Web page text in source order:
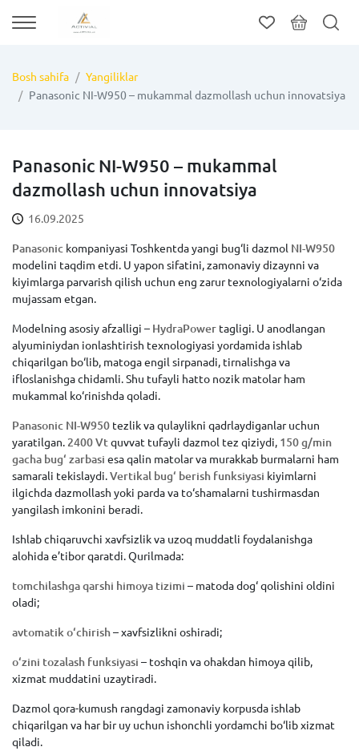
Bosh sahifa
Yangiliklar
Panasonic NI-W950 – mukammal dazmollash uchun innovatsiya
Panasonic NI-W950 – mukammal
dazmollash uchun innovatsiya
16.09.2025
Panasonic kompaniyasi Toshkentda yangi bug‘li dazmol NI-W950
modelini taqdim etdi. U yapon sifatini, zamonaviy dizaynni va
kiyimlarga parvarish qilish uchun eng zarur texnologiyalarni o‘zida
mujassam etgan.
Modelning asosiy afzalligi – HydraPower tagligi. U anodlangan
alyuminiydan ionlashtirish texnologiyasi yordamida ishlab
chiqarilgan bo‘lib, matoga engil sirpanadi, tirnalishga va
ifloslanishga chidamli. Shu tufayli hatto nozik matolar ham
mukammal ko‘rinishda qoladi.
Panasonic NI-W950 tezlik va qulaylikni qadrlaydiganlar uchun
yaratilgan. 2400 Vtquvvat tufayli dazmol tez qiziydi, 150 g/min
gacha bug‘ zarbasi esa qalin matolar va murakkab burmalarni ham
samarali tekislaydi.Vertikal bug‘ berish funksiyasi kiyimlarni
ilgichda dazmollash yoki parda va to‘shamalarni tushirmasdan
yangilash imkonini beradi.
Ishlab chiqaruvchi xavfsizlik va uzoq muddatli foydalanishga
alohida e’tibor qaratdi. Qurilmada:
tomchilashga qarshi himoya tizimi – matoda dog‘ qolishini oldini
oladi;
avtomatik o‘chirish– xavfsizlikni oshiradi;
o‘zini tozalash funksiyasi – toshqin va ohakdan himoya qilib,
xizmat muddatini uzaytiradi.
Dazmol qora-kumush rangdagi zamonaviy korpusda ishlab
chiqarilgan va har bir uy uchun ishonchli yordamchi bo‘lib xizmat
qiladi.